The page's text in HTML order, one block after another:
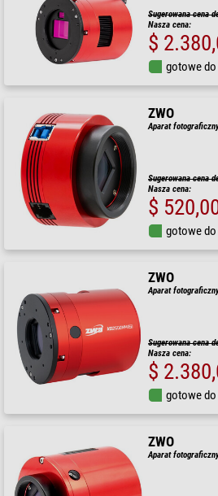
Sugerowana cena
Nasza cena:
$
gotowe
ZWO
Aparat
Sugerowana cena
Nasza cena:
$
gotowe
ZWO
Aparat
Sugerowana cena
Nasza cena:
$
gotowe
ZWO
Aparat